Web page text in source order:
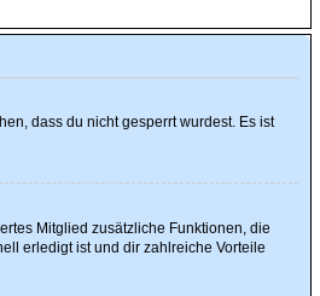
dass du nicht gesperrt wurdest. Es ist
Mitglied zusätzliche Funktionen, die
erledigt ist und dir zahlreiche Vorteile